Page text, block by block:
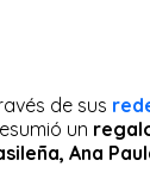
de sus
un
Ana